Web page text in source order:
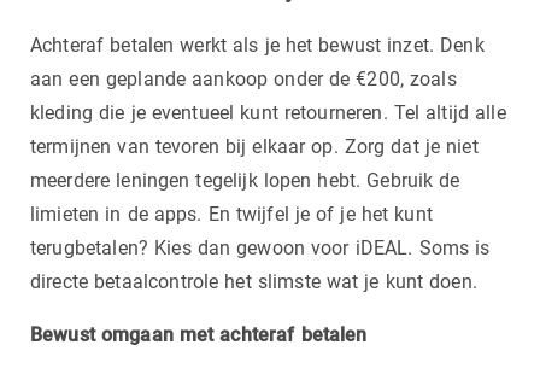
Achteraf betalen werkt als je het bewust inzet. Denk
aan een geplande aankoop onder de €200, zoals
kleding die je eventueel kunt retourneren. Tel altijd alle
termijnen van tevoren bij elkaar op. Zorg dat je niet
meerdere leningen tegelijk lopen hebt. Gebruik de
limieten in de apps. En twijfel je of je het kunt
terugbetalen? Kies dan gewoon voor iDEAL. Soms is
directe betaalcontrole het slimste wat je kunt doen.
Bewust omgaan met achteraf betalen